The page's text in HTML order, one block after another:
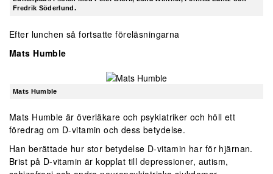
Fredrik Söderlund.
Efter lunchen så fortsatte föreläsningarna
Mats Humble
Mats Humble
Mats Humble är överläkare och psykiatriker och höll ett
föredrag om D-vitamin och dess betydelse.
Han berättade hur stor betydelse D-vitamin har för hjärnan.
Brist på D-vitamin är kopplat till depressioner, autism,